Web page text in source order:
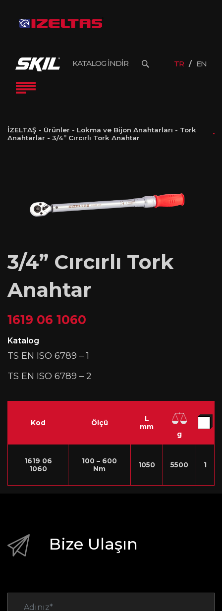
KATALOG İNDİR TR EN
İZELTAŞ - Ürünler - Lokma ve Bijon Anahtarları - Tork
Anahtarlar - 3/4” Cırcırlı Tork Anahtar
3/4” Cırcırlı Tork
Anahtar
1619 06 1060
Katalog
TS EN ISO 6789 – 1
TS EN ISO 6789 – 2
Kod Ölçü
L
mm
g
1619 06
1060
100 – 600
Nm
1050 5500 1
Bize Ulaşın